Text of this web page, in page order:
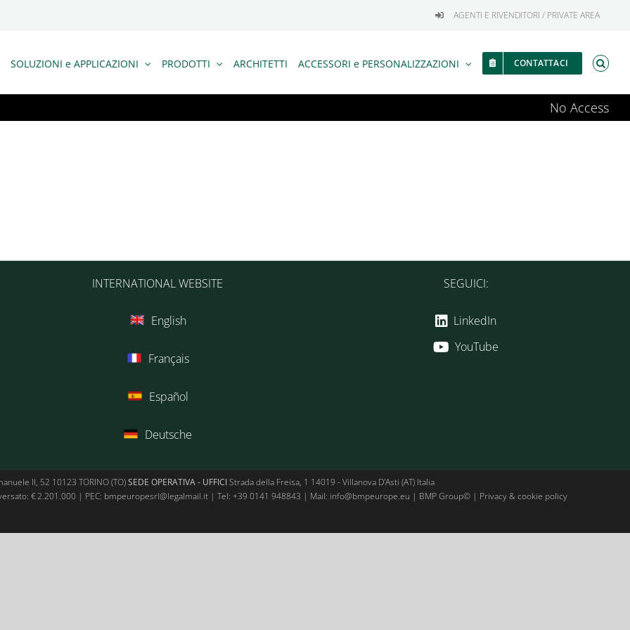
AGENTI E RIVENDITORI / PRIVATE AREA
SOLUZIONI e APPLICAZIONI PRODOTTI ARCHITETTI ACCESSORI e PERSONALIZZAZIONI CONTATTACI
No Access
INTERNATIONAL WEBSITE
English
Français
Español
Deutsche
SEGUICI:
LinkedIn
YouTube
II, 52 10123 TORINO (TO)SEDE OPERATIVA - UFFICIStrada della Freisa, 1 14019 - Villanova D'Asti (AT) Italia
€ 2.201.000 | PEC: bmpeuropesrl@legalmail.it | Tel: +39 0141 948843 | Mail: info@bmpeurope.eu | BMP Group© | Privacy & cookie policy